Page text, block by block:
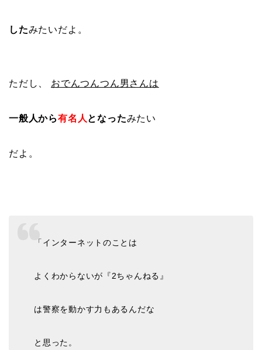
したみたいだよ。
ただし、 おでんつんつん男さんは
一般人から有名人 となったみたい
だよ。
「インターネットのことは
よくわからないが『2ちゃんねる』
は警察を動かす力もあるんだな
と思った。